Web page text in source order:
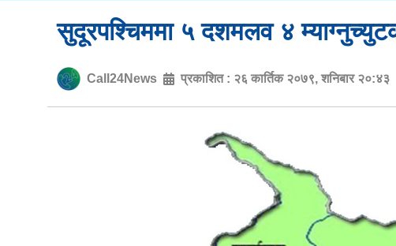
सुदूरपश्चिममा ५ दशमलव ४
Call24News प्रकाशित : २६ कार्तिक २०७९, शनिबार २०:४३